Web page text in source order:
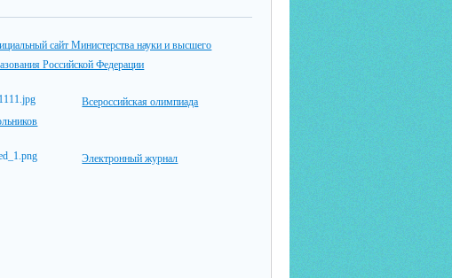
сайт Министерства науки и высшего
Российской Федерации
Всероссийская олимпиада
Электронный журнал